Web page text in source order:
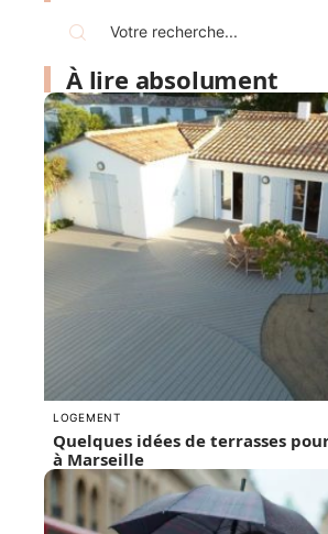
À lire absolument
LOGEMENT
Quelques idées de terrasses
à Marseille